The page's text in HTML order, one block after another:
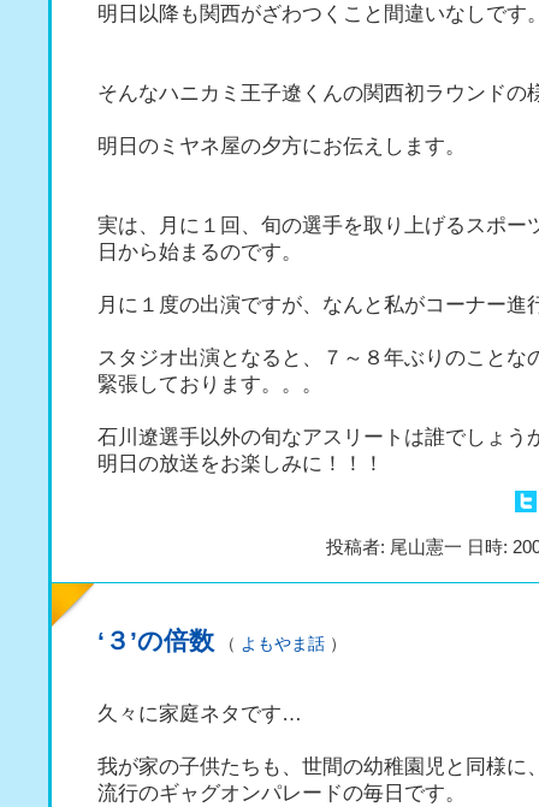
明日以降も関西がざわつくこと間違いなしです
そんなハニカミ王子遼くんの関西初ラウンド
明日のミヤネ屋の夕方にお伝えします。
実は、月に１回、旬の選手を取り上げるスポー
日から始まるのです。
月に１度の出演ですが、なんと私がコーナー
スタジオ出演となると、７～８年ぶりのことな
緊張しております。。。
石川遼選手以外の旬なアスリートは誰でしょう
明日の放送をお楽しみに！！！
投稿者: 尾山憲一 日時:
‘３’の倍数 （ よもやま話 ）
久々に家庭ネタです…
我が家の子供たちも、世間の幼稚園児と同様に
流行のギャグオンパレードの毎日です。